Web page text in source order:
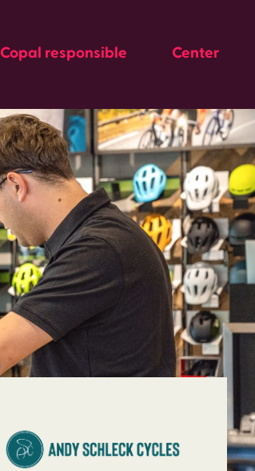
Copal responsible Center